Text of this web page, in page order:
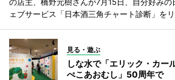
ェブサービス「日本酒三角チャート診断」をリ
見る・遊ぶ
しな水で「エリック・カ
ぺこあおむし」50周年で